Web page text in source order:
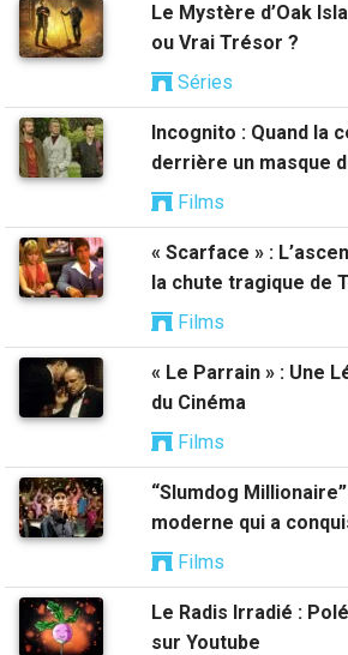
Le Mystère d’Oak
ou Vrai Trésor ?
Séries
Incognito : Quand la
derrière un masque
Films
« Scarface » :
la chute tragique de
Films
« Le Parrain » : Une
du Cinéma
Films
“Slumdog
moderne qui a
Films
Le Radis Irradié :
sur Youtube